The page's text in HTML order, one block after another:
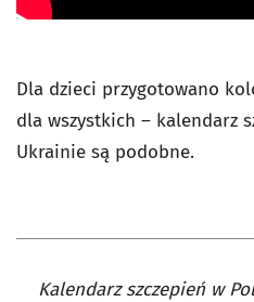
Dla dzieci przygotowano
dla wszystkich – kalendarz
Ukrainie są podobne.
Kalendarz szczepień w